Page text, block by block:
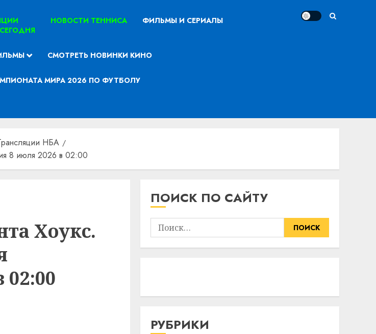
НОВОСТИ ТЕННИСА ФИЛЬМЫ И СЕРИАЛЫ
СМОТРЕТЬ НОВИНКИ КИНО
МИРА 2026 ПО ФУТБОЛУ
НБА
8 июля 2026 в 02:00
Хоукс.
ПОИСК ПО САЙТУ
Найти:
РУБРИКИ